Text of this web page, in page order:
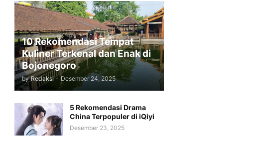
10 Rekomendasi Tempat
Kuliner Terkenal dan Enak di
Bojonegoro
by Redaksi - Desember 24, 2025
5 Rekomendasi Drama
China Terpopuler di iQiyi
Desember 23, 2025